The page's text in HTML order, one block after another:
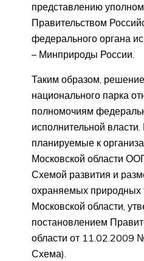
представлению
Правительством
федерального органа
– Минприроды России.
Таким образом,
национального парка
полномочиям
исполнительной
планируемые к
Московской области
Схемой развития и
охраняемых природных
Московской области,
постановлением
области от 11.02.2009
Схема).